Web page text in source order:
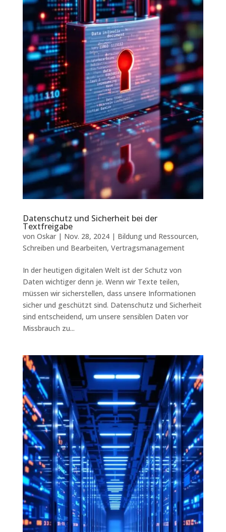
Datenschutz und Sicherheit bei der
Textfreigabe
von Oskar| Nov. 28, 2024| Bildung und Ressourcen,
Schreiben und Bearbeiten, Vertragsmanagement
In der heutigen digitalen Welt ist der Schutz von
Daten wichtiger denn je. Wenn wir Texte teilen,
müssen wir sicherstellen, dass unsere Informationen
sicher und geschützt sind. Datenschutz und Sicherheit
sind entscheidend, um unsere sensiblen Daten vor
Missbrauch zu...